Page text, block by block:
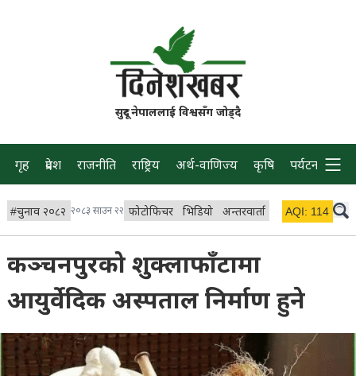
सुदूर नेपाललाई विश्वसँग जोड्दै
गृह प्रदेश राजनीति राष्ट्रिय अर्थ-वाणिज्य कृषि पर्यटन प्रवास
#चुनाव २०८२ २०८३ साउन २२ फोटोफिचर भिडियो अन्तरवार्ता विचार/ब्लग
AQI: 114
कञ्चनपुरको शुक्लाफाँटामा
आयुर्वेदिक अस्पताल निर्माण हुने